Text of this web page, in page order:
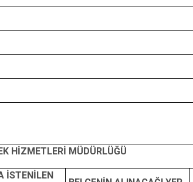
HİZMETLERİ MÜDÜRLÜĞÜ
İSTENİLEN